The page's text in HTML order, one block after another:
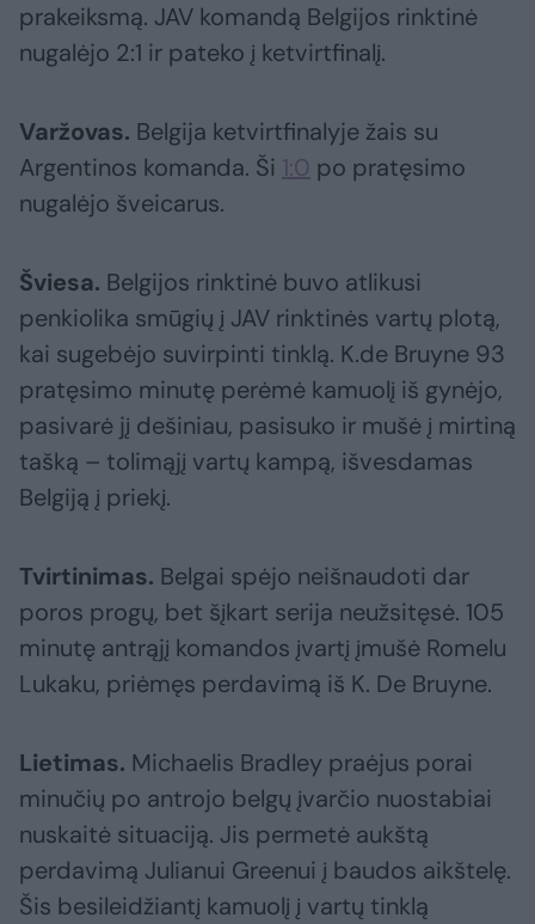
prakeiksmą. JAV komandą Belgijos rinktinė
nugalėjo 2:1 ir pateko į ketvirtfinalį.
Varžovas. Belgija ketvirtfinalyje žais su
Argentinos komanda. Ši 1:0 po pratęsimo
nugalėjo šveicarus.
Šviesa. Belgijos rinktinė buvo atlikusi
penkiolika smūgių į JAV rinktinės vartų plotą,
kai sugebėjo suvirpinti tinklą. K.de Bruyne 93
pratęsimo minutę perėmė kamuolį iš gynėjo,
pasivarė jį dešiniau, pasisuko ir mušė į mirtiną
tašką – tolimąjį vartų kampą, išvesdamas
Belgiją į priekį.
Tvirtinimas. Belgai spėjo neišnaudoti dar
poros progų, bet šįkart serija neužsitęsė. 105
minutę antrąjį komandos įvartį įmušė Romelu
Lukaku, priėmęs perdavimą iš K. De Bruyne.
Lietimas. Michaelis Bradley praėjus porai
minučių po antrojo belgų įvarčio nuostabiai
nuskaitė situaciją. Jis permetė aukštą
perdavimą Julianui Greenui į baudos aikštelę.
Šis besileidžiantį kamuolį į vartų tinklą